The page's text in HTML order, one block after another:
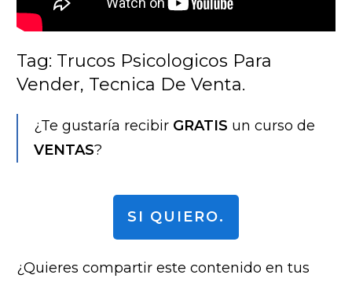
Tag: Trucos Psicologicos Para
Vender, Tecnica De Venta.
¿Te gustaría recibir GRATIS un curso de
VENTAS?
SI QUIERO.
¿Quieres compartir este contenido en tus